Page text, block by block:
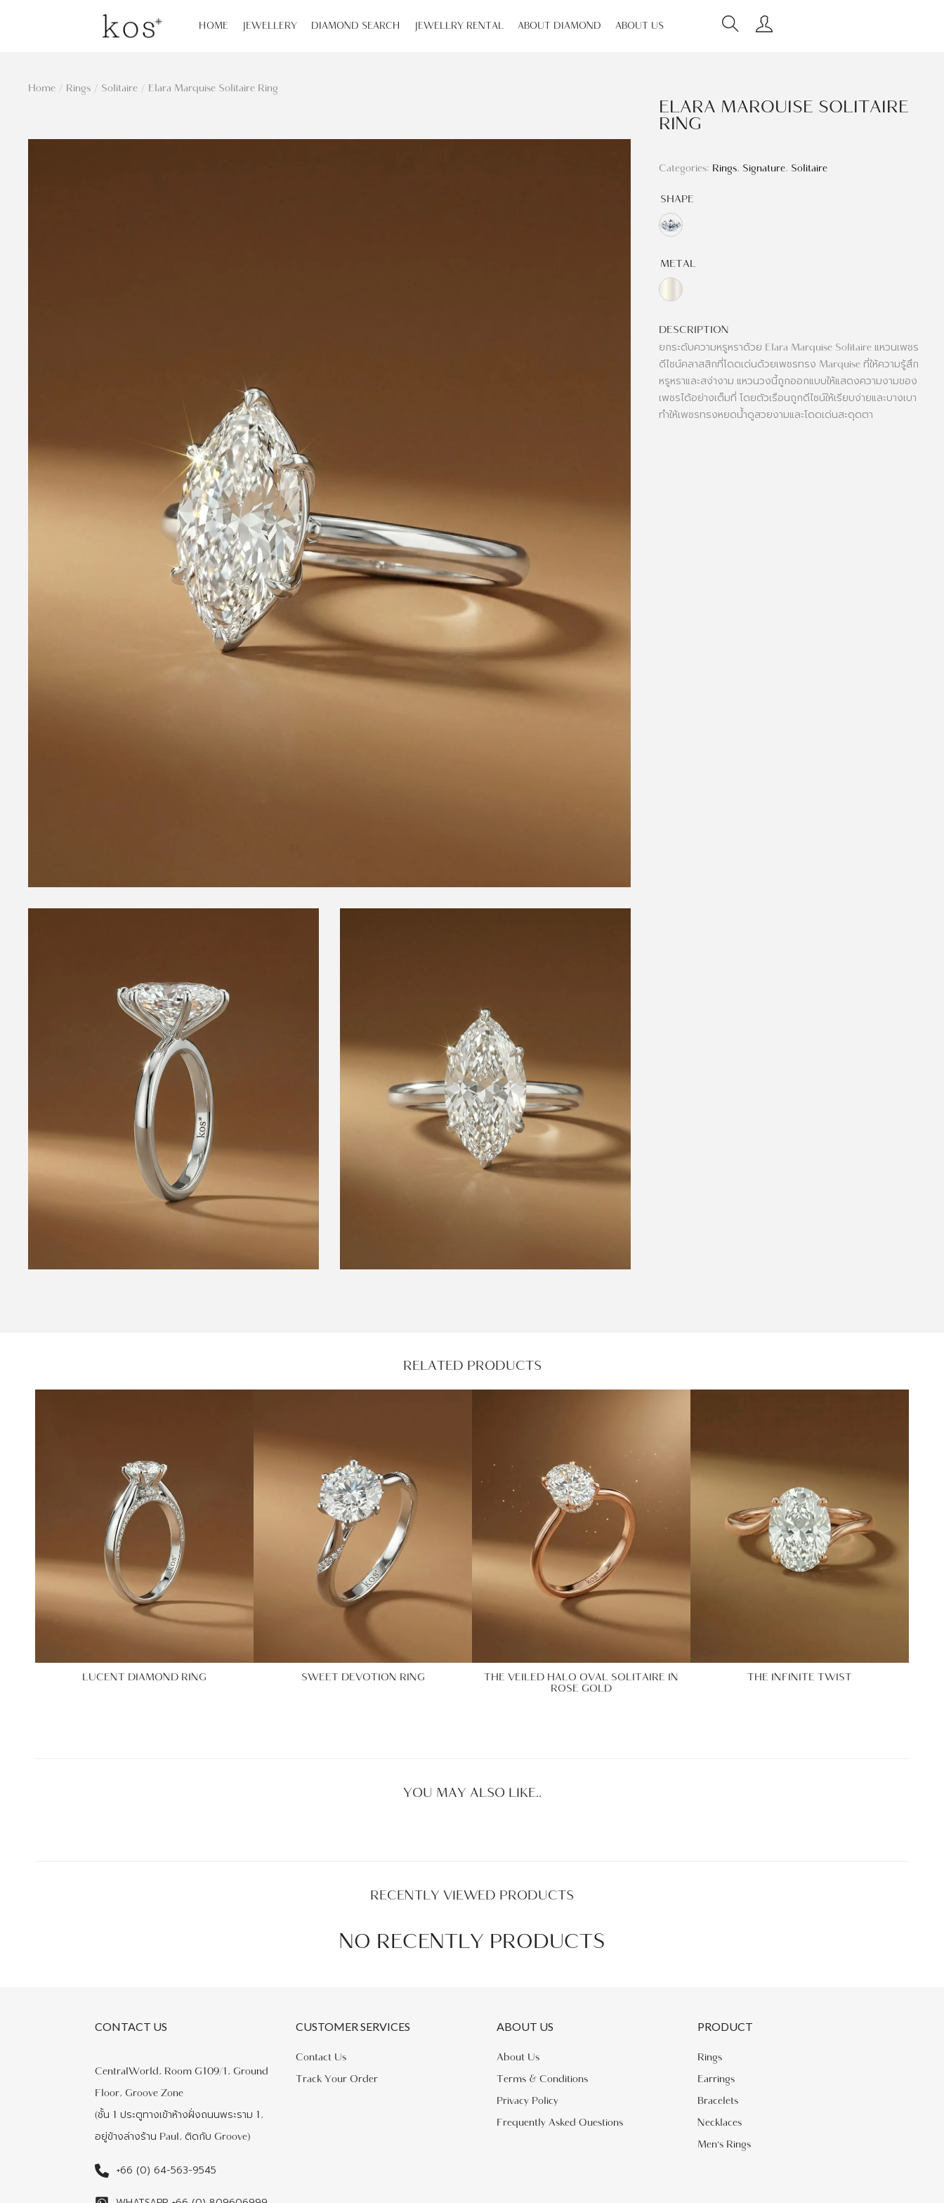
HOME JEWELLERY DIAMOND SEARCH JEWELLRY RENTAL ABOUT DIAMOND ABOUT US
Home / Rings / Solitaire / Elara Marquise Solitaire Ring
ELARA MARQUISE SOLITAIRE
RING
Categories: Rings, Signature, Solitaire
SHAPE
METAL
DESCRIPTION
ยกระดับความหรูหราด้วย Elara Marquise Solitaire แหวนเพชร
ดีไซน์คลาสสิกที่โดดเด่นด้วยเพชรทรง Marquise ที่ให้ความรู้สึก
หรูหราและสง่างาม แหวนวงนี้ถูกออกแบบให้แสดงความงามของ
เพชรได้อย่างเต็มที่ โดยตัวเรือนถูกดีไซน์ให้เรียบง่ายและบางเบา
ทำให้เพชรทรงหยดน้ำดูสวยงามและโดดเด่นสะดุดตา
RELATED PRODUCTS
LUCENT DIAMOND RING SWEET DEVOTION RING
THE VEILED HALO OVAL SOLITAIRE IN
ROSE GOLD
THE INFINITE TWIST
YOU MAY ALSO LIKE..
RECENTLY VIEWED PRODUCTS
NO RECENTLY PRODUCTS
CONTACT US
CentralWorld, Room G109/1, Ground
Floor, Groove Zone
(ชั้น 1 ประตูทางเข้าห้างฝั่งถนนพระราม 1,
อยู่ข้างล่างร้าน Paul, ติดกับ Groove)
+66 (0) 64-563-9545
CUSTOMER SERVICES
Contact Us
Track Your Order
ABOUT US
About Us
Terms & Conditions
Privacy Policy
Frequently Asked Questions
PRODUCT
Rings
Earrings
Bracelets
Necklaces
Men's Rings